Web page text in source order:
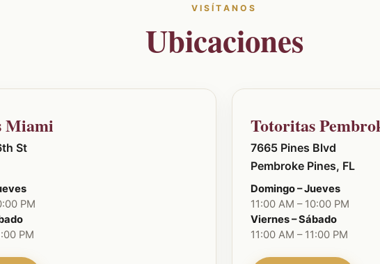
VISÍTANOS
Ubicaciones
Miami
St
PM
PM
Totoritas
7665 Pines Blvd
Pembroke Pines, FL
Domingo – Jueves
11:00 AM – 10:00 PM
Viernes – Sábado
11:00 AM – 11:00 PM